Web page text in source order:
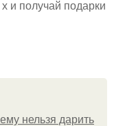
и получай подарки
нельзя дарить